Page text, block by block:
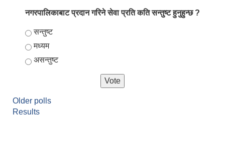
नगरपालिकाबाट प्रदान गरिने सेवा प्रति कति सन्तुष्ट हुनुहुन्छ ?
Choices
सन्तुष्ट
मध्यम
असन्तुष्ट
Older polls
Results